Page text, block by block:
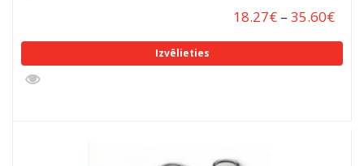
18.27€ – 35.60€
Izvēlieties